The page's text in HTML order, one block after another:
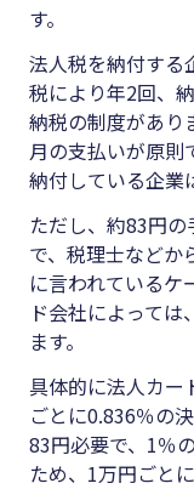
す。
法人税を納付する
税により年2回、
納税の制度があり
月の支払いが原則
納付している企業
ただし、約83円
で、税理士などか
に言われているケ
ド会社によって
ます。
具体的に法人カー
ごとに0.836％の
83円必要で、1％
ため、1万円ごと